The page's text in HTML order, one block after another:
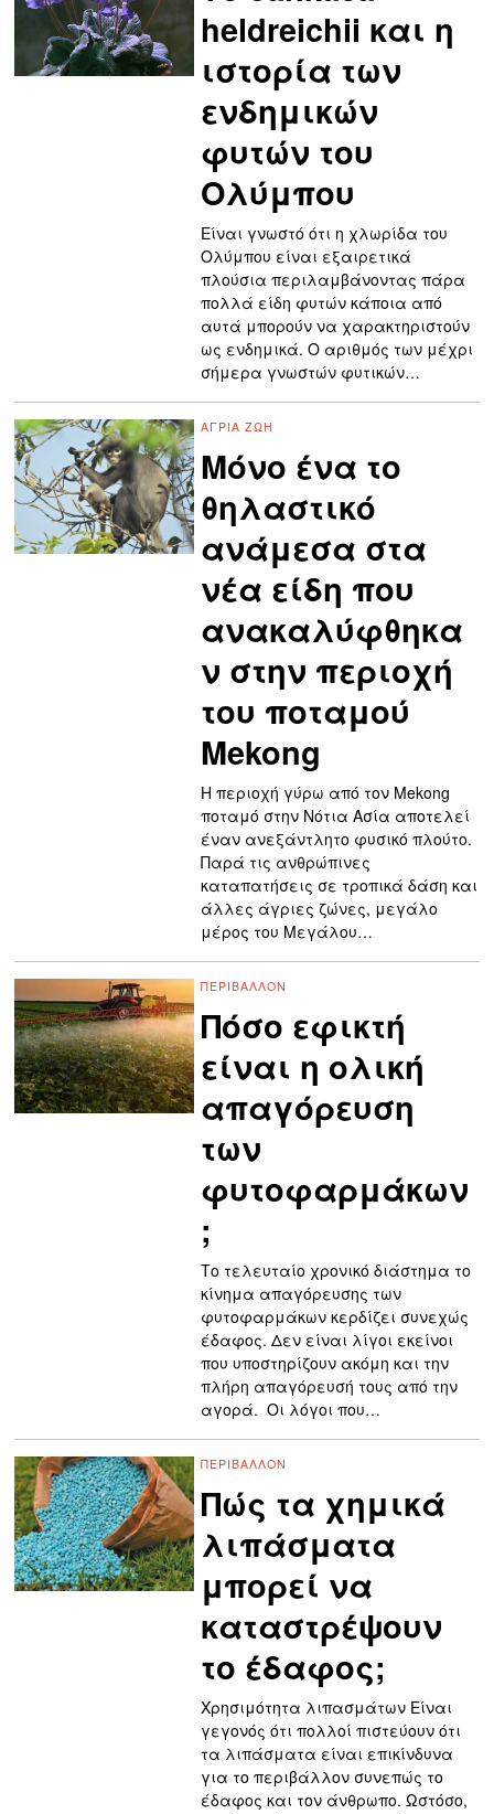
heldreichii και η
ιστορία των
ενδημικών
φυτών του
Ολύμπου
Είναι γνωστό ότι η χλωρίδα του
Ολύμπου είναι εξαιρετικά
πλούσια περιλαμβάνοντας πάρα
πολλά είδη φυτών κάποια από
αυτά μπορούν να χαρακτηριστούν
ως ενδημικά. Ο αριθμός των μέχρι
σήμερα γνωστών φυτικών…
ΆΓΡΙΑ ΖΩΉ
Μόνο ένα το
θηλαστικό
ανάμεσα στα
νέα είδη που
ανακαλύφθηκα
ν στην περιοχή
του ποταμού
Μekong
Η περιοχή γύρω από τον Mekong
ποταμό στην Νότια Ασία αποτελεί
έναν ανεξάντλητο φυσικό πλούτο.
Παρά τις ανθρώπινες
καταπατήσεις σε τροπικά δάση και
άλλες άγριες ζώνες, μεγάλο
μέρος του Μεγάλου…
ΠΕΡΙΒΆΛΛΟΝ
Πόσο εφικτή
είναι η ολική
απαγόρευση
των
φυτοφαρμάκων
;
Το τελευταίο χρονικό διάστημα το
κίνημα απαγόρευσης των
φυτοφαρμάκων κερδίζει συνεχώς
έδαφος. Δεν είναι λίγοι εκείνοι
που υποστηρίζουν ακόμη και την
πλήρη απαγόρευσή τους από την
αγορά. Οι λόγοι που…
ΠΕΡΙΒΆΛΛΟΝ
Πώς τα χημικά
λιπάσματα
μπορεί να
καταστρέψουν
το έδαφος;
Χρησιμότητα λιπασμάτων Είναι
γεγονός ότι πολλοί πιστεύουν ότι
τα λιπάσματα είναι επικίνδυνα
για το περιβάλλον συνεπώς το
έδαφος και τον άνθρωπο. Ωστόσο,